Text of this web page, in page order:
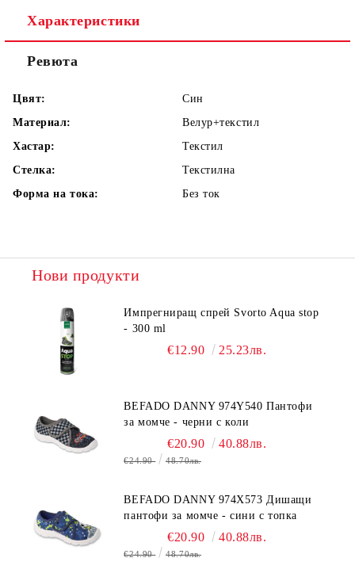
Характеристики
Ревюта
Цвят:
Син
Материал:
Велур+текстил
Хастар:
Текстил
Стелка:
Текстилна
Форма на тока:
Без ток
Нови продукти
Импрегниращ спрей Svorto Aqua stop
- 300 ml
€12.90 25.23лв.
BEFADO DANNY 974Y540 Пантофи
за момче - черни с коли
€20.90 40.88лв.
€24.90 48.70лв.
BEFADO DANNY 974X573 Дишащи
пантофи за момче - сини с топка
€20.90 40.88лв.
€24.90 48.70лв.